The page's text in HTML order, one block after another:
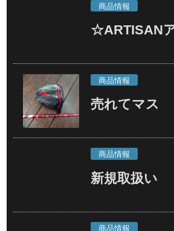
商品情報
☆ARTISAN
商品情報
売れてマス
商品情報
新規取扱い
商品情報